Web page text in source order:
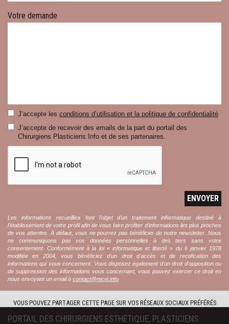
Votre demande
J’accepte les conditions d’utilisation et la politique de confidentialité
J’accepte de recevoir des emails de la part du portail des
Chirurgiens Plasticiens Info et de ses partenaires.
ENVOYER
Les informations recueillies font l'objet d'un traitement informatique destiné à
l'établissement de votre profil afin de vous faire profiter d’informations les plus proches
de vos attentes. À défaut, vous ne pourrez pas bénéficier de notre newsletter. Nous
ne communiquons pas vos données personnelles à des tiers sans votre
consentement. Conformément à la loi « informatique et liberté » du 6 janvier 1978
modifiée en 2004, vous bénéficiez d'un droit d'accès et de rectification des
informations qui vous concernent. Vous disposez également d'un droit d'opposition ou
de suppression des informations vous concernant, vous pouvez exercer ce droit en
nous envoyant un email à contact@mcei.info
VOUS POUVEZ PARTAGER CETTE PAGE SUR VOS RÉSEAUX SOCIAUX PRÉFÉRÉS
PORTAIL DES CHIRURGIENS ESTHETIQUE, PLASTICIENS